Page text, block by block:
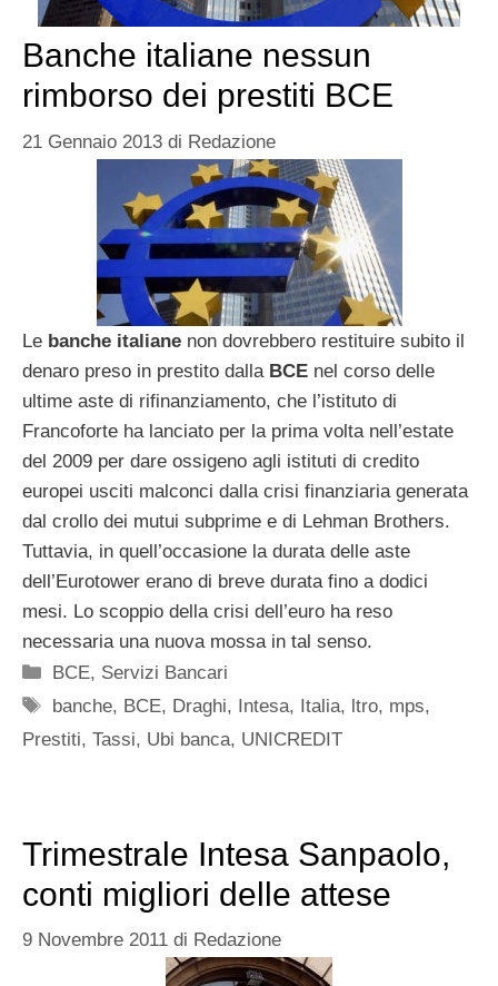
Banche italiane nessun
rimborso dei prestiti BCE
21 Gennaio 2013 di Redazione
Le banche italiane non dovrebbero restituire subito il
denaro preso in prestito dalla BCE nel corso delle
ultime aste di rifinanziamento, che l’istituto di
Francoforte ha lanciato per la prima volta nell’estate
del 2009 per dare ossigeno agli istituti di credito
europei usciti malconci dalla crisi finanziaria generata
dal crollo dei mutui subprime e di Lehman Brothers.
Tuttavia, in quell’occasione la durata delle aste
dell’Eurotower erano di breve durata fino a dodici
mesi. Lo scoppio della crisi dell’euro ha reso
necessaria una nuova mossa in tal senso.
Categorie
BCE, Servizi Bancari
Tag
banche, BCE, Draghi, Intesa, Italia, ltro, mps,
Prestiti, Tassi, Ubi banca, UNICREDIT
Trimestrale Intesa Sanpaolo,
conti migliori delle attese
9 Novembre 2011 di Redazione